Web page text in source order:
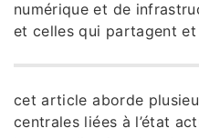
numérique et de
et celles qui partagent
cet article aborde
centrales liées à l’état